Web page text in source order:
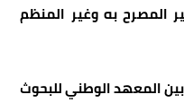
المصرح به وغير المنظم
المعهد الوطني للبحوث